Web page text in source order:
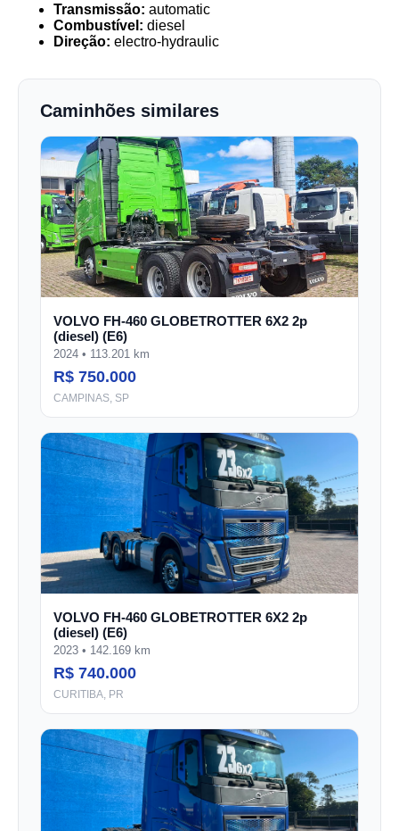
Transmissão: automatic
Combustível: diesel
Direção: electro-hydraulic
Caminhões similares
VOLVO FH-460 GLOBETROTTER 6X2 2p
(diesel) (E6)
2024 • 113.201 km
R$ 750.000
CAMPINAS, SP
VOLVO FH-460 GLOBETROTTER 6X2 2p
(diesel) (E6)
2023 • 142.169 km
R$ 740.000
CURITIBA, PR